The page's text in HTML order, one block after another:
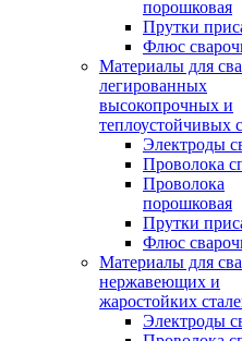
порошковая
Прутки
Флюс
Материалы для
легированных
высокопрочных и
теплоустойчивых
Электроды
Проволока
Проволока
порошковая
Прутки
Флюс
Материалы для
нержавеющих и
жаростойких
Электроды